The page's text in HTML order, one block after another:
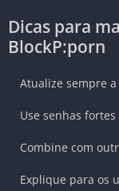
Dicas para
BlockP:porn
Atualize sempre
Use senhas
Combine com
Explique para os